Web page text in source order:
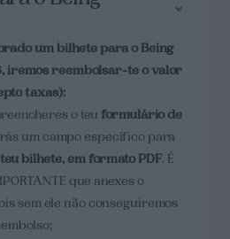
um bilhete para o Being
iremos reembolsar-te o valor
taxas):
o teu formulário de
um campo específico para
bilhete, em formato PDF. É
que anexes o
sem ele não conseguiremos